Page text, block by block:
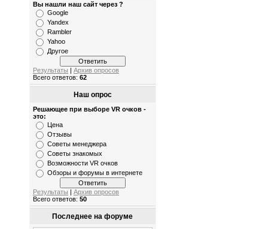
Вы нашли наш сайт через ?
Google
Yandex
Rambler
Yahoo
Другое
Результаты
Архив опросов
Всего ответов: 62
Наш опрос
Решающее при выборе VR очков -
это:
Цена
Отзывы
Советы менеджера
Советы знакомых
Возможности VR очков
Обзоры и форумы в интернете
Результаты
Архив опросов
Всего ответов: 50
Последнее на форуме